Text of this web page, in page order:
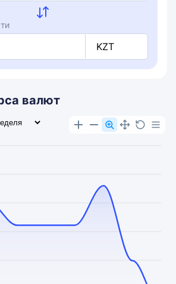
KZT
валют